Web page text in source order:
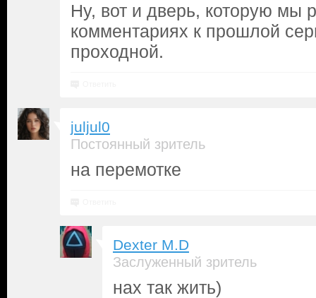
Ну, вот и дверь, которую мы
комментариях к прошлой
проходной.
juljul0
Постоянный зритель
на перемотке
Dexter M.D
Заслуженный зритель
нах так жить)